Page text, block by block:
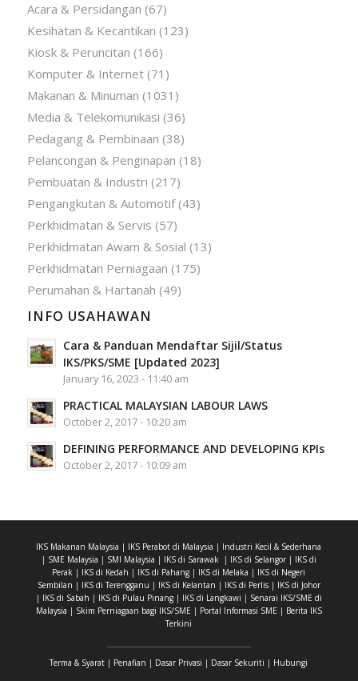
Acara & Persidangan (67)
Kesihatan & Kecantikan (123)
Kiosk & Peruncitan (166)
Komputer & Internet(71)
Makanan & Minuman (1031)
Media & Telekomunikasi (36)
Pedagang & Pembinaan (38)
Pelancongan & Penginapan (18)
Pembuatan & Industri (217)
Pengangkutan & Automotif(43)
Perkhidmatan & Servis (57)
Perkhidmatan Awam & Sosial (13)
Perkhidmatan Perniagaan (175)
Perumahan & Hartanah (49)
INFO USAHAWAN
Cara & Panduan Mendaftar Sijil/Status
IKS/PKS/SME [Updated 2023]
January 16, 2023 - 11:40 am
PRACTICAL MALAYSIAN LABOUR LAWS
October 2, 2017 - 10:20 am
DEFINING PERFORMANCE AND DEVELOPING KPIs
October 2, 2017 - 10:09 am
IKS Makanan Malaysia | IKS Perabot di Malaysia | Industri Kecil & Sederhana
| SME Malaysia | SMI Malaysia | IKS di Sarawak| IKS di Selangor| IKS di
Perak | IKS di Kedah | IKS di Pahang | IKS di Melaka | IKS di Negeri
Sembilan | IKS di Terengganu | IKS di Kelantan | IKS di Perlis| IKS di Johor
| IKS di Sabah | IKS di Pulau Pinang| IKS di Langkawi | Senarai IKS/SME di
Malaysia | Skim Perniagaan bagi IKS/SME | Portal Informasi SME | Berita IKS
Terkini
Terma & Syarat | Penafian | Dasar Privasi | Dasar Sekuriti | Hubungi